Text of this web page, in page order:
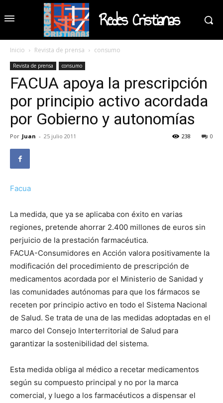
Redes Cristianas
Inicio Revista de prensa consumo
Revista de prensa consumo
FACUA apoya la prescripción
por principio activo acordada
por Gobierno y autonomías
Por Juan - 25 julio 2011 0
238
Facua
La medida, que ya se aplicaba con éxito en varias
regiones, pretende ahorrar 2.400 millones de euros sin
perjuicio de la prestación farmacéutica.
FACUA-Consumidores en Acción valora positivamente la
modificación del procedimiento de prescripción de
medicamentos acordada por el Ministerio de Sanidad y
las comunidades autónomas para que los fármacos se
receten por principio activo en todo el Sistema Nacional
de Salud. Se trata de una de las medidas adoptadas en el
marco del Consejo Interterritorial de Salud para
garantizar la sostenibilidad del sistema.
Esta medida obliga al médico a recetar medicamentos
según su compuesto principal y no por la marca
comercial, y luego a los farmacéuticos a dispensar el